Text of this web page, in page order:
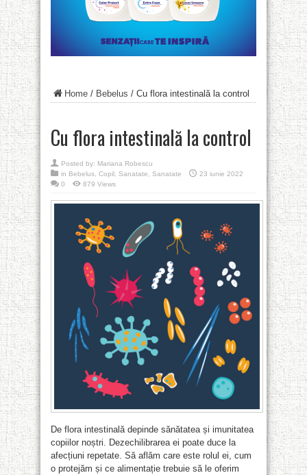
Home / Bebelus / Cu flora intestinală la control
Cu flora intestinală la control
Posted by: Mariana Robescu
in Bebelus Copil Sanatate Sanatate
23 iunie 2022
0
879 Views
De flora intestinală depinde sănătatea și imunitatea
copiilor noștri. Dezechilibrarea ei poate duce la
afecțiuni repetate. Să aflăm care este rolul ei, cum
o protejăm și ce alimentație trebuie să le oferim